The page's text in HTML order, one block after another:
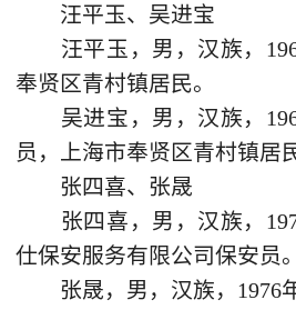
汪平玉、吴进宝
汪平玉，男，汉族，
奉贤区青村镇居民。
吴进宝，男，汉族，
员，上海市奉贤区青村镇居
张四喜、张晟
张四喜，男，汉族，
仕保安服务有限公司保安员。
张晟，男，汉族，1976